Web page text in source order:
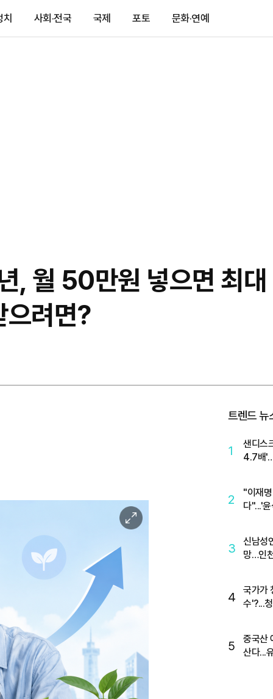
치 사회·전국 국제 포토 문화·연예
, 월 50만원 넣으면 최
려면?
이
미
지
확
대
트렌드 뉴
1
샌디스
4.7배
2
"이재
다"...'
3
신남성
망…인
4
국가가
수'?...
5
중국산
산다...